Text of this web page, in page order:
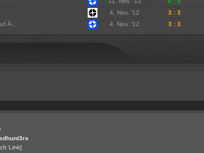
Ä...
4. Nov. '12
3 : 3
4. Nov. '12
3 : 3
Link]